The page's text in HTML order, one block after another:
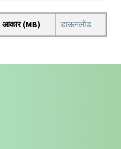
आकार (MB) डाऊनलोड